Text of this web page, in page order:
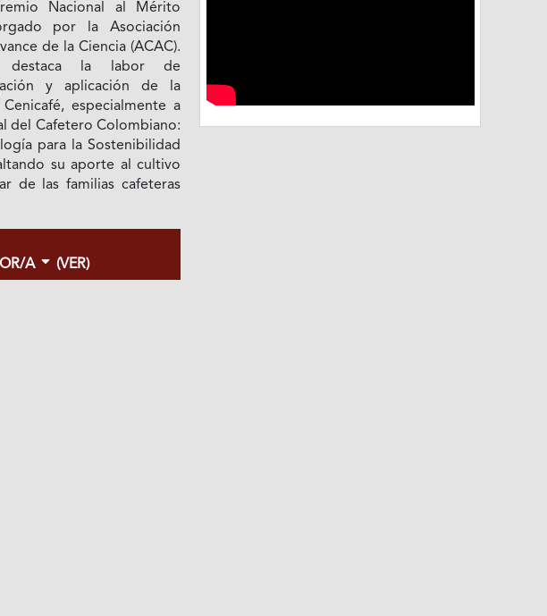
Nacional al Mérito
por la Asociación
de la Ciencia (ACAC).
destaca la labor de
y aplicación de la
especialmente a
del Cafetero Colombiano:
para la Sostenibilidad
su aporte al cultivo
de las familias cafeteras
A (VER)